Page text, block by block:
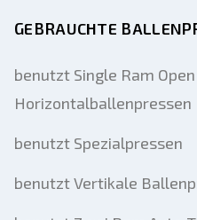
GEBRAUCHTE
benutzt Single Ram
Horizontalballenpressen
benutzt Spezialpressen
benutzt Vertikale